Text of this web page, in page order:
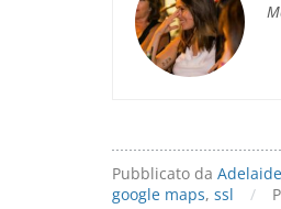
Pubblicato da
google maps, ssl /